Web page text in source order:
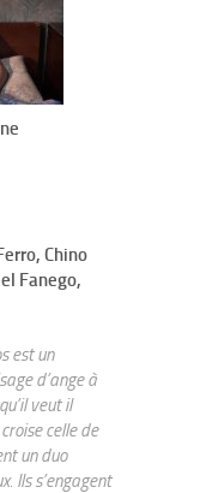
Chino
Fanego,
est un
d’ange à
veut il
celle de
un duo
Ils s’engagent